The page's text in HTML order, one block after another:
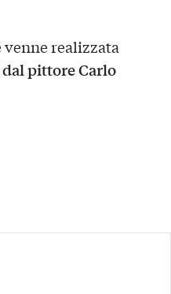
venne realizzata
pittore Carlo